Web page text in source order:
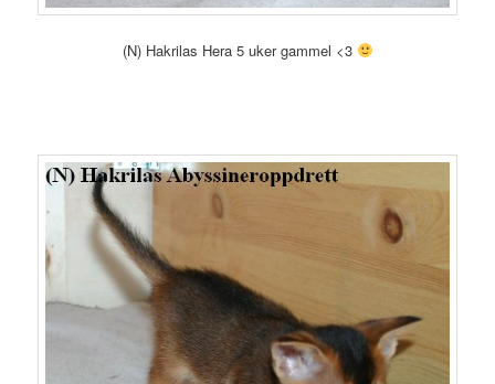
(N) Hakrilas Hera 5 uker gammel <3